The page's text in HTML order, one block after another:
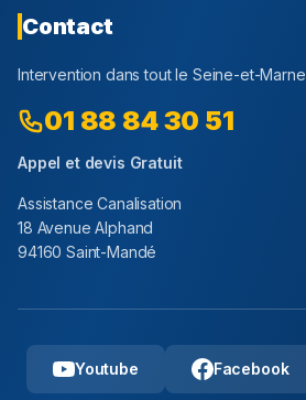
Contact
Intervention dans tout le Seine-et-Marne
01 88 84 30 51
Appel et devis Gratuit
Assistance Canalisation
18 Avenue Alphand
94160 Saint-Mandé
Youtube Facebook